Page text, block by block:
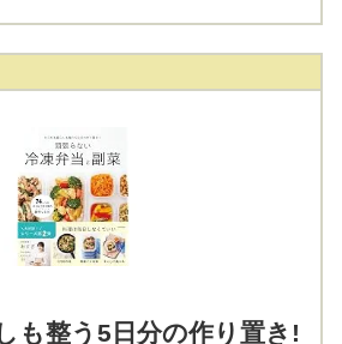
も整う5日分の作り置き!